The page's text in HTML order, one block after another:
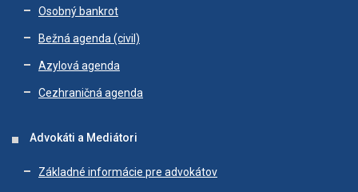
Osobný bankrot
Bežná agenda (civil)
Azylová agenda
Cezhraničná agenda
Advokáti a Mediátori
Základné informácie pre advokátov